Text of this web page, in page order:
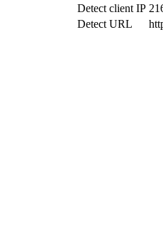
Detect client IP
Detect URL